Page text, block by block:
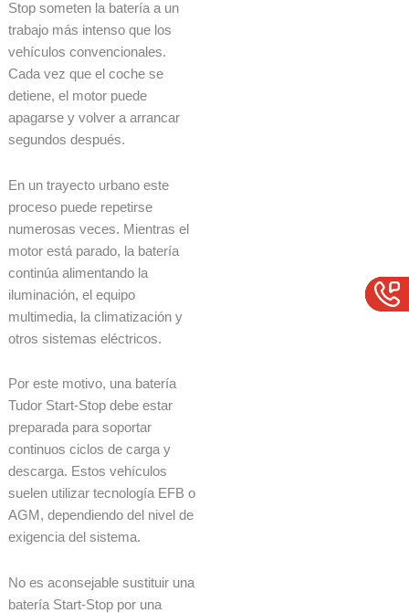
Stop someten la batería a un
trabajo más intenso que los
vehículos convencionales.
Cada vez que el coche se
detiene, el motor puede
apagarse y volver a arrancar
segundos después.
En un trayecto urbano este
proceso puede repetirse
numerosas veces. Mientras el
motor está parado, la batería
continúa alimentando la
iluminación, el equipo
multimedia, la climatización y
otros sistemas eléctricos.
Por este motivo, una batería
Tudor Start-Stop debe estar
preparada para soportar
continuos ciclos de carga y
descarga. Estos vehículos
suelen utilizar tecnología EFB o
AGM, dependiendo del nivel de
exigencia del sistema.
No es aconsejable sustituir una
batería Start-Stop por una